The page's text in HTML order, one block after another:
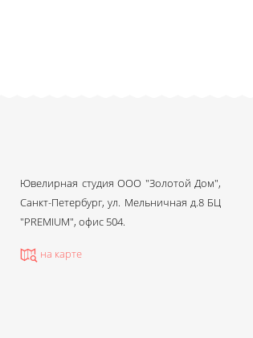
Ювелирная студия ООО "Золотой Дом",
Санкт-Петербург, ул. Мельничная д.8 БЦ
"PREMIUM", офис 504.
на карте